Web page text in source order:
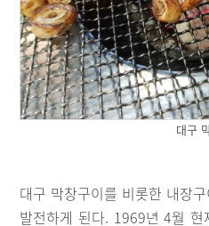
대구
대구 막창구이를 비롯한 내장
발전하게 된다. 1969년 4월